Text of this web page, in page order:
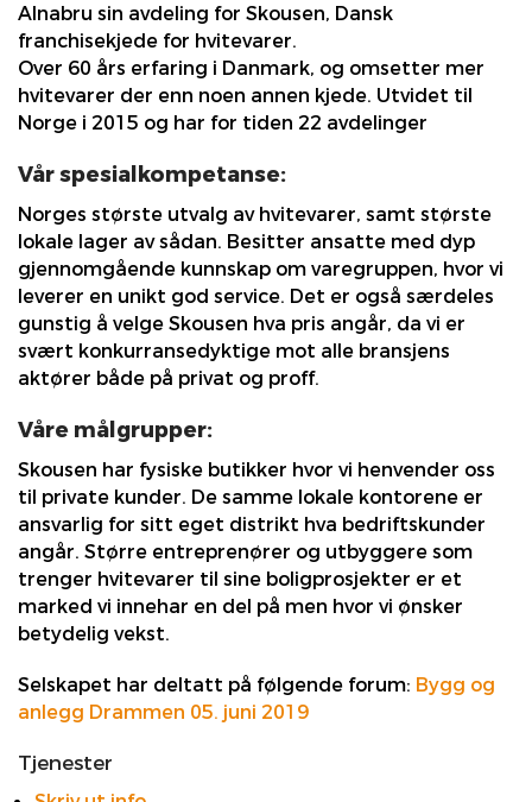
Alnabru sin avdeling for Skousen, Dansk
franchisekjede for hvitevarer.
Over 60 års erfaring i Danmark, og omsetter mer
hvitevarer der enn noen annen kjede. Utvidet til
Norge i 2015 og har for tiden 22 avdelinger
Vår spesialkompetanse:
Norges største utvalg av hvitevarer, samt største
lokale lager av sådan. Besitter ansatte med dyp
gjennomgående kunnskap om varegruppen, hvor vi
leverer en unikt god service. Det er også særdeles
gunstig å velge Skousen hva pris angår, da vi er
svært konkurransedyktige mot alle bransjens
aktører både på privat og proff.
Våre målgrupper:
Skousen har fysiske butikker hvor vi henvender oss
til private kunder. De samme lokale kontorene er
ansvarlig for sitt eget distrikt hva bedriftskunder
angår. Større entreprenører og utbyggere som
trenger hvitevarer til sine boligprosjekter er et
marked vi innehar en del på men hvor vi ønsker
betydelig vekst.
Selskapet har deltatt på følgende forum: Bygg og
anlegg Drammen 05. juni 2019
Tjenester